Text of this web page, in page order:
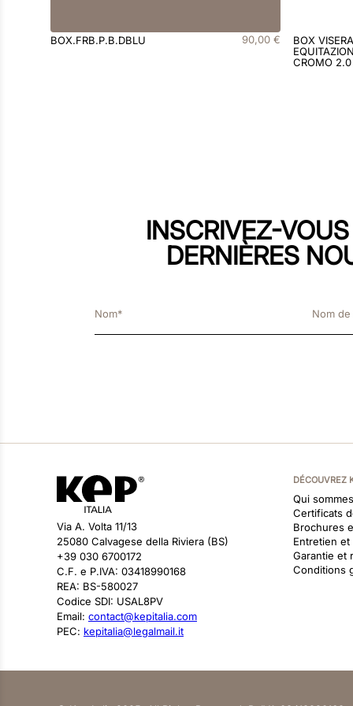
BOX.FRB.P.B.DBLU 90,00 €
BOX
CROMO
INSCRIVEZ-
DERNIÈRES
Via A. Volta 11/13
25080 Calvagese della Riviera (BS)
+39 030 6700172
C.F. e P.IVA: 03418990168
REA: BS-580027
Codice SDI: USAL8PV
Email: contact@kepitalia.com
PEC: kepitalia@legalmail.it
DÉCOUVREZ
Qui
Certificats
Brochures
Entretien et
Garantie et
Conditions